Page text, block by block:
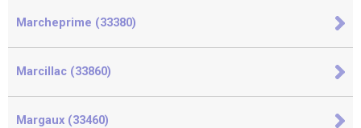
Marcheprime (33380)
Marcillac (33860)
Margaux (33460)